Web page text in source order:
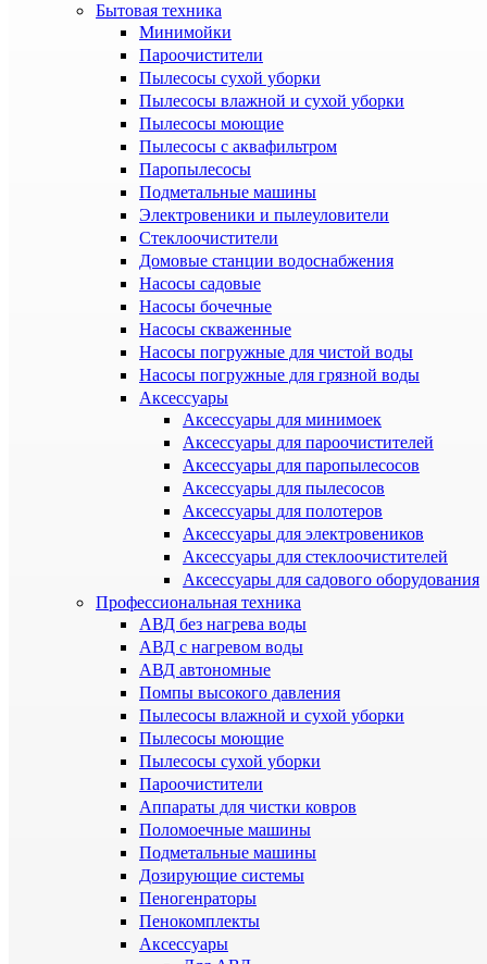
Бытовая техника
Минимойки
Пароочистители
Пылесосы сухой уборки
Пылесосы влажной и сухой уборки
Пылесосы моющие
Пылесосы с аквафильтром
Паропылесосы
Подметальные машины
Электровеники и пылеуловители
Стеклоочистители
Домовые станции водоснабжения
Насосы садовые
Насосы бочечные
Насосы скваженные
Насосы погружные для чистой воды
Насосы погружные для грязной воды
Аксессуары
Аксессуары для минимоек
Аксессуары для пароочистителей
Аксессуары для паропылесосов
Аксессуары для пылесосов
Аксессуары для полотеров
Аксессуары для электровеников
Аксессуары для стеклоочистителей
Аксессуары для садового оборудования
Профессиональная техника
АВД без нагрева воды
АВД с нагревом воды
АВД автономные
Помпы высокого давления
Пылесосы влажной и сухой уборки
Пылесосы моющие
Пылесосы сухой уборки
Пароочистители
Аппараты для чистки ковров
Поломоечные машины
Подметальные машины
Дозирующие системы
Пеногенраторы
Пенокомплекты
Аксессуары